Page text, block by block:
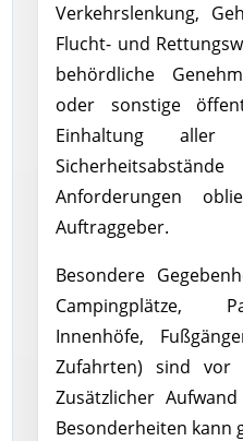
Verkehrslenkung,
Flucht- und
behördliche
oder sonstige
Einhaltung aller
Anforderungen
Auftraggeber.
Besondere
Campingplätze,
Innenhöfe,
Zufahrten) sind vor
Zusätzlicher
Besonderheiten kann